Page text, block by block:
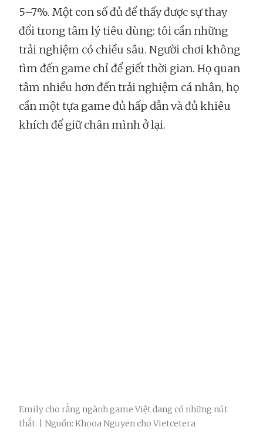
5–7%. Một con số đủ để thấy được sự thay
đổi trong tâm lý tiêu dùng: tôi cần những
trải nghiệm có chiều sâu. Người chơi không
tìm đến game chỉ để giết thời gian. Họ quan
tâm nhiều hơn đến trải nghiệm cá nhân, họ
cần một tựa game đủ hấp dẫn và đủ khiêu
khích để giữ chân mình ở lại.
Emily cho rằng ngành game Việt đang có những nút
thắt. | Nguồn: Khooa Nguyen cho Vietcetera